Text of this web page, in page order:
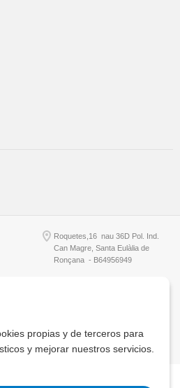
Roquetes,16 nau 36D Pol. Ind.
Can Magre, Santa Eulàlia de
Ronçana - B64956949
© Lulukabaraka, S.L.
propias y de terceros para
y mejorar nuestros servicios.